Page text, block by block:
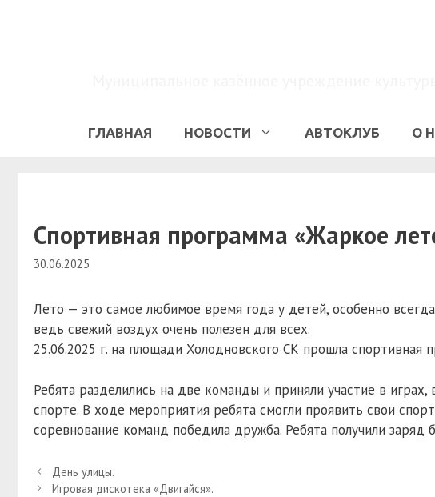
ГЛАВНАЯ НОВОСТИ АВТОКЛУБ О
Спортивная программа «Жаркое
30.06.2025
Лето — это самое любимое время года у детей, особенно
ведь свежий воздух очень полезен для всех.
25.06.2025 г. на площади Холодновского СК прошла спортивная
Ребята разделились на две команды и приняли участие в играх,
спорте. В ходе мероприятия ребята смогли проявить свои
соревнование команд победила дружба. Ребята получили заряд
День улицы.
Игровая дискотека «Двигайся».